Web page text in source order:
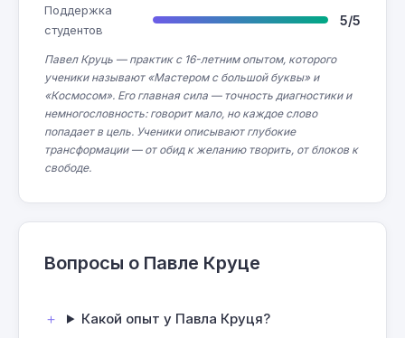
Поддержка
студентов
5/5
Павел Круць — практик с 16-летним опытом, которого
ученики называют «Мастером с большой буквы» и
«Космосом». Его главная сила — точность диагностики и
немногословность: говорит мало, но каждое слово
попадает в цель. Ученики описывают глубокие
трансформации — от обид к желанию творить, от блоков к
свободе.
Вопросы о Павле Круце
Какой опыт у Павла Круця?